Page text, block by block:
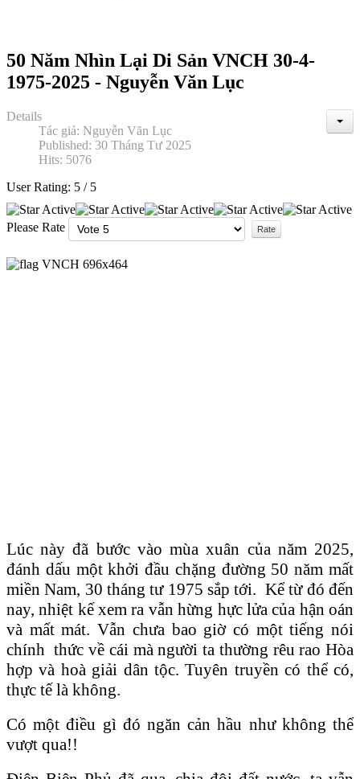
50 Năm Nhìn Lại Di Sản VNCH 30-4-
1975-2025 - Nguyễn Văn Lục
Details
Tác giả: Nguyễn Văn Lục
Published: 30 Tháng Tư 2025
Hits: 5076
User Rating: 5 / 5
Please Rate
Lúc này đã bước vào mùa xuân của năm 2025,
đánh dấu một khởi đầu chặng đường 50 năm mất
miền Nam, 30 tháng tư 1975 sắp tới. Kể từ đó đến
nay, nhiệt kế xem ra vẫn hừng hực lửa của hận oán
và mất mát. Vẫn chưa bao giờ có một tiếng nói
chính thức về cái mà người ta thường rêu rao Hòa
hợp và hoà giải dân tộc. Tuyên truyền có thể có,
thực tế là không.
Có một điều gì đó ngăn cản hầu như không thể
vượt qua!!